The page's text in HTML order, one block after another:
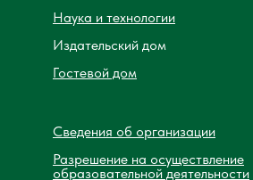
Наука и технологии
Издательский дом
Гостевой дом
Сведения об организации
Разрешение на осуществление
образовательной деятельности